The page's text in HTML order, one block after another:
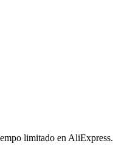
limitado en AliExpress.